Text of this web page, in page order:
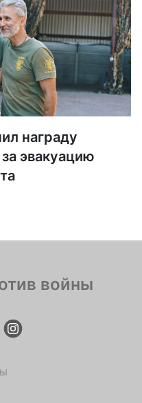
награду
эвакуацию
войны